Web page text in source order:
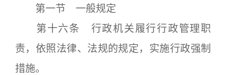
第一节 一般规定
第十六条 行政机关履行行政管理职
责，依照法律、法规的规定，实施行政强制
措施。